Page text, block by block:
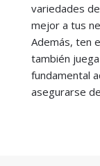
variedades
mejor a tus
Además, ten
también
fundamental
asegurarse